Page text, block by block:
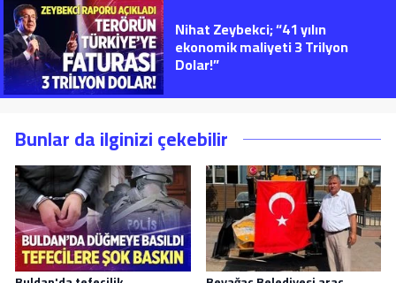
Nihat Zeybekci; “41 yılın
ekonomik maliyeti 3 Trilyon
Dolar!”
Bunlar da ilginizi çekebilir